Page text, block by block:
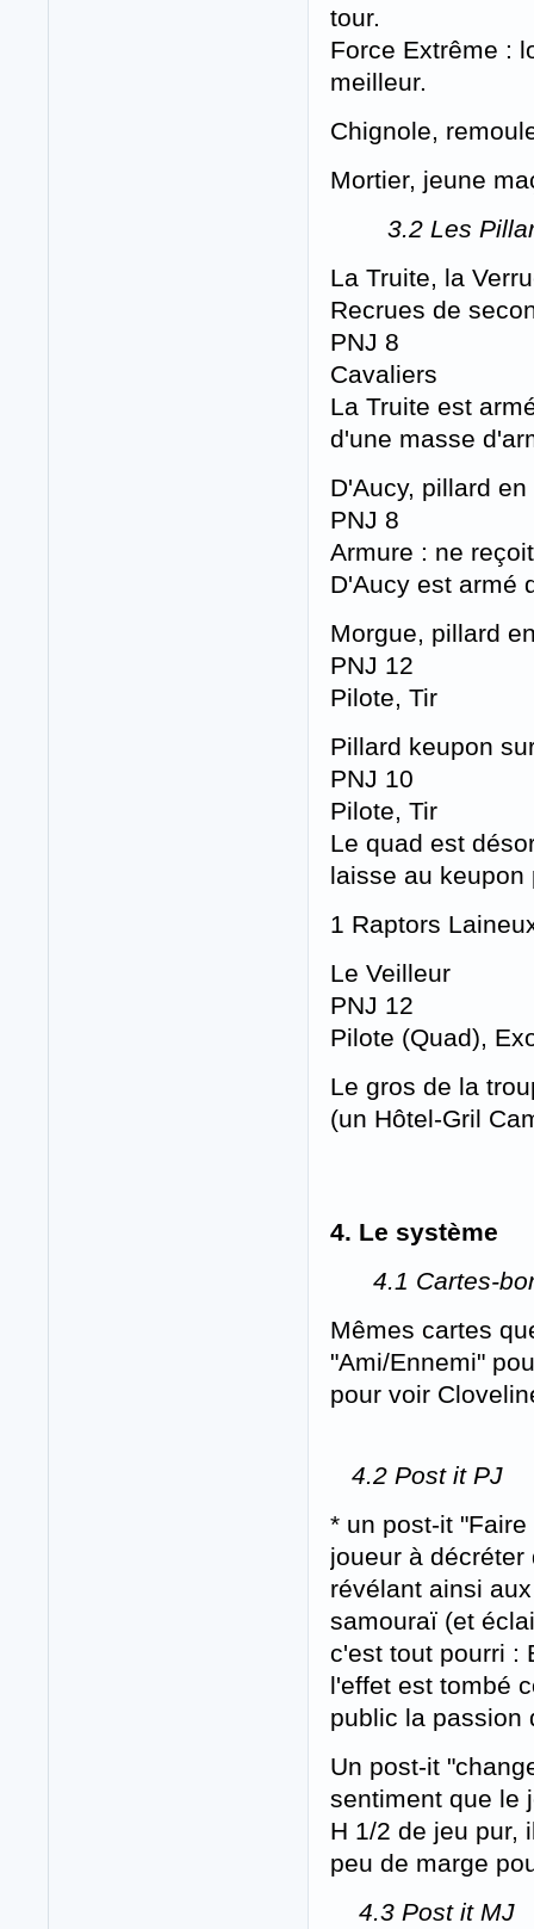
tour.
Force Extrême :
meilleur.
Chignole,
Mortier, jeune
3.2 Les
La Truite, la
Recrues de
PNJ 8
Cavaliers
La Truite est
d'une masse
D'Aucy, pillard
PNJ 8
Armure : ne
D'Aucy est armé
Morgue, pillard
PNJ 12
Pilote, Tir
Pillard keupon
PNJ 10
Pilote, Tir
Le quad est
laisse au keupon
1 Raptors
Le Veilleur
PNJ 12
Pilote (Quad),
Le gros de la
(un Hôtel-Gril
4. Le système
4.1 Cartes-
Mêmes cartes
"Ami/Ennemi"
pour voir
4.2 Post it PJ
* un post-it
joueur à
révélant ainsi
samouraï (et
c'est tout pourri :
l'effet est tombé
public la passion
Un post-it
sentiment que le
H 1/2 de jeu pur,
peu de marge
4.3 Post it MJ